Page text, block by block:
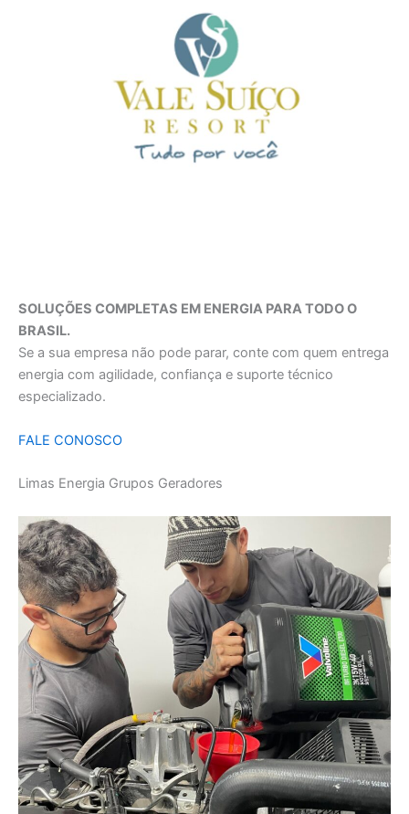
SOLUÇÕES COMPLETAS EM ENERGIA PARA TODO O
BRASIL.
Se a sua empresa não pode parar, conte com quem entrega
energia com agilidade, confiança e suporte técnico
especializado.
FALE CONOSCO
Limas Energia Grupos Geradores